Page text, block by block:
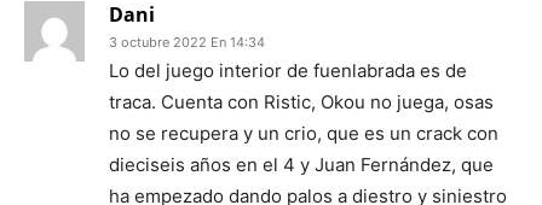
Dani
3 octubre 2022 En 14:34
Lo del juego interior de fuenlabrada es de
traca. Cuenta con Ristic, Okou no juega, osas
no se recupera y un crio, que es un crack con
dieciseis años en el 4 y Juan Fernández, que
ha empezado dando palos a diestro y siniestro